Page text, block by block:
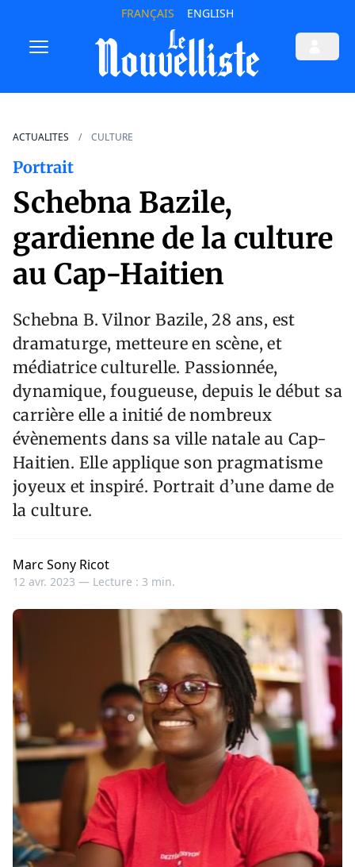
FRANÇAIS ENGLISH
ACTUALITES CULTURE
Portrait
Schebna Bazile,
gardienne de la culture
au Cap-Haitien
Schebna B. Vilnor Bazile, 28 ans, est
dramaturge, metteure en scène, et
médiatrice culturelle. Passionnée,
dynamique, fougueuse, depuis le début sa
carrière elle a initié de nombreux
évènements dans sa ville natale au Cap-
Haitien. Elle applique son pragmatisme
joyeux et inspiré. Portrait d’une dame de
la culture.
Marc Sony Ricot
12 avr. 2023 — Lecture : 3 min.